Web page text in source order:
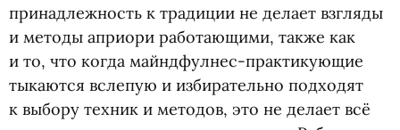
принадлежность к традиции не делает взгляды
и методы априори работающими, также как
и то, что когда майндфулнес-практикующие
тыкаются вслепую и избирательно подходят
к выбору техник и методов, это не делает всё